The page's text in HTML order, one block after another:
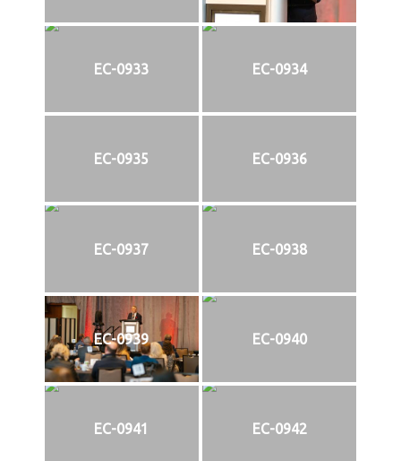
EC-0933 EC-0934
EC-0935 EC-0936
EC-0937 EC-0938
EC-0939 EC-0940
EC-0941 EC-0942